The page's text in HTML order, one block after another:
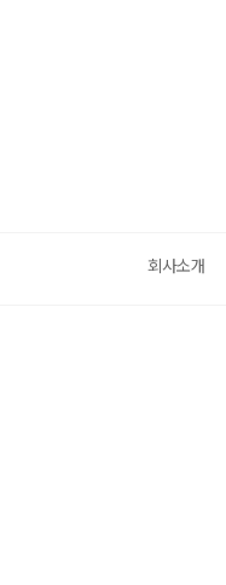
회사소개